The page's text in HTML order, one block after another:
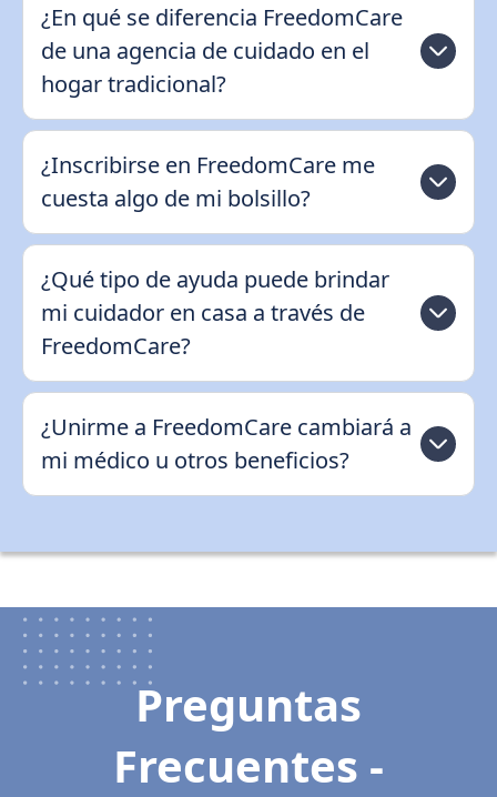
¿En qué se diferencia FreedomCare
de una agencia de cuidado en el
hogar tradicional?
¿Inscribirse en FreedomCare me
cuesta algo de mi bolsillo?
¿Qué tipo de ayuda puede brindar
mi cuidador en casa a través de
FreedomCare?
¿Unirme a FreedomCare cambiará a
mi médico u otros beneficios?
Preguntas
Frecuentes -